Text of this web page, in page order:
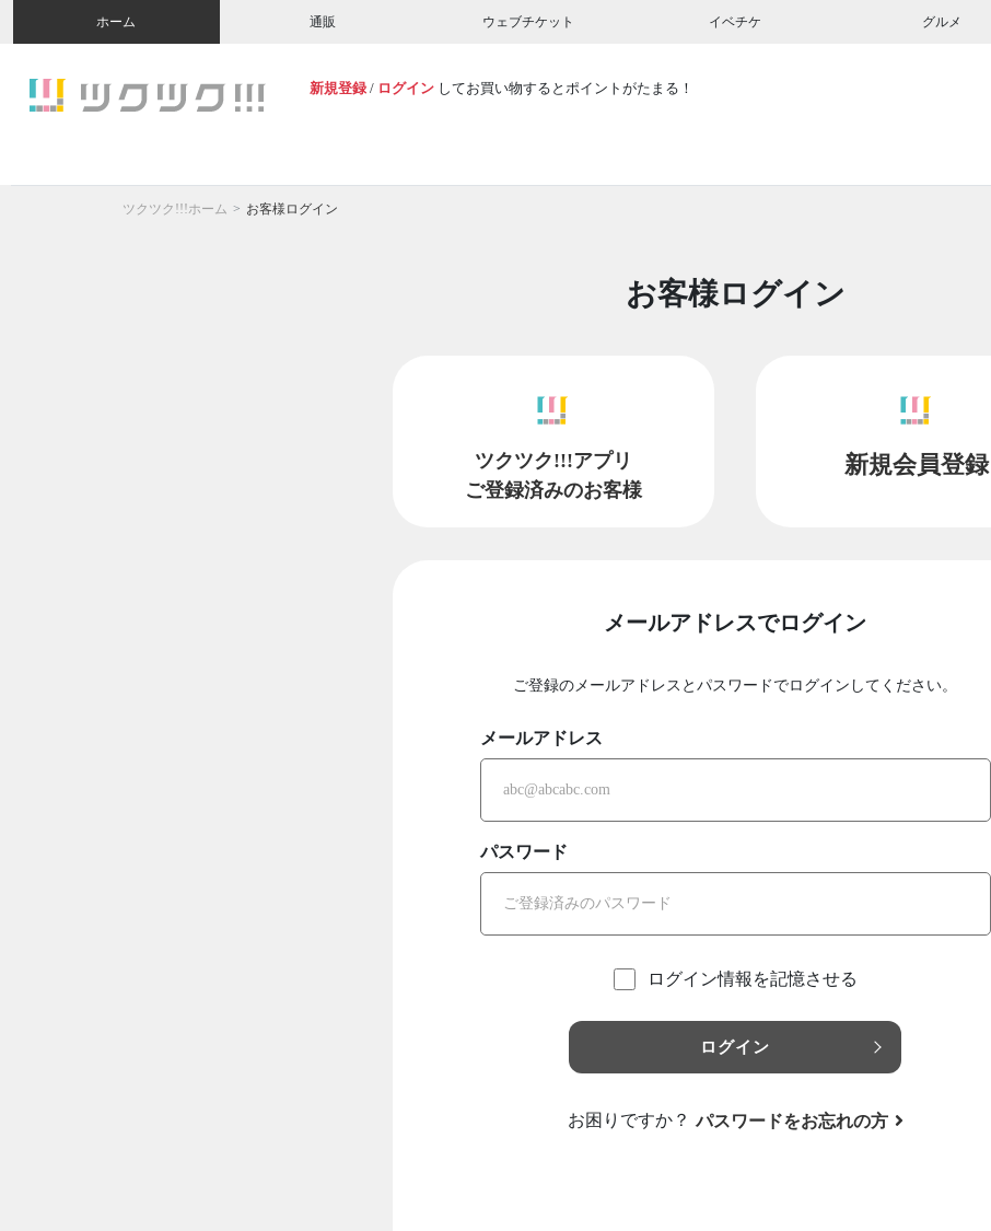
ホーム 通販 ウェブチケット イベチケ グルメ
新規登録 / ログイン してお買い物するとポイントがたまる！
ツクツク!!!ホーム お客様ログイン
お客様ログイン
ツクツク!!!アプリ
ご登録済みのお客様
新規会員登録
メールアドレスでログイン
ご登録のメールアドレスとパスワードでログインしてください。
メールアドレス
パスワード
ログイン情報を記憶させる
ログイン
お困りですか？ パスワードをお忘れの方